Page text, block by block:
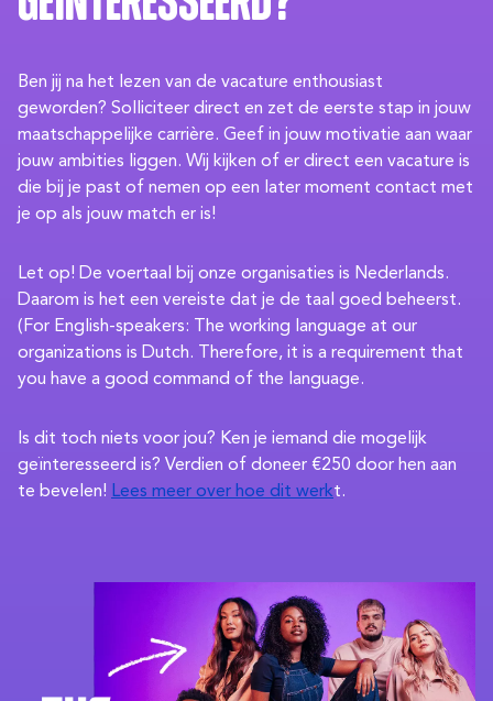
Ben jij na het lezen van de vacature enthousiast
geworden? Solliciteer direct en zet de eerste stap in jouw
maatschappelijke carrière. Geef in jouw motivatie aan waar
jouw ambities liggen. Wij kijken of er direct een vacature is
die bij je past of nemen op een later moment contact met
je op als jouw match er is!
Let op! De voertaal bij onze organisaties is Nederlands.
Daarom is het een vereiste dat je de taal goed beheerst.
(For English-speakers: The working language at our
organizations is Dutch. Therefore, it is a requirement that
you have a good command of the language.
Is dit toch niets voor jou? Ken je iemand die mogelijk
geïnteresseerd is? Verdien of doneer €250 door hen aan
te bevelen! Lees meer over hoe dit werkt.